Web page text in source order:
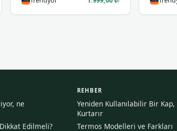
ne
Edilmeli?
REHBER
Yeniden Kullanılabilir Bir
Kurtarır
Termos Modelleri ve Farkları